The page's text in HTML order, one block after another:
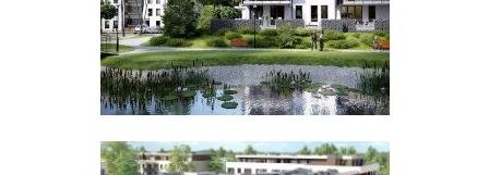
UMA POLAND